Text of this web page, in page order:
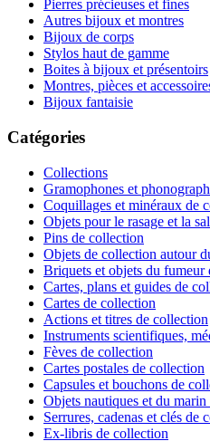
Pierres précieuses et fines
Autres bijoux et montres
Bijoux de corps
Stylos haut de gamme
Boites à bijoux et présentoirs
Montres, pièces et
Bijoux fantaisie
Catégories
Collections
Gramophones et
Coquillages et minéraux de
Objets pour le rasage et la
Pins de collection
Objets de collection autour
Briquets et objets du fumeur
Cartes, plans et guides de
Cartes de collection
Actions et titres de collection
Instruments scientifiques,
Fèves de collection
Cartes postales de collection
Capsules et bouchons de
Objets nautiques et du
Serrures, cadenas et clés de
Ex-libris de collection